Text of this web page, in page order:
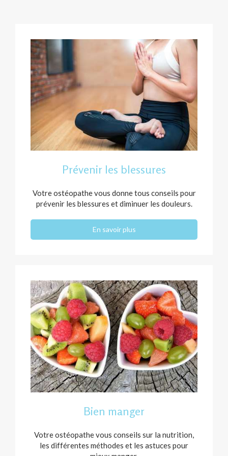
Prévenir les blessures
Votre ostéopathe vous donne tous conseils pour
prévenir les blessures et diminuer les douleurs.
En savoir plus
Bien manger
Votre ostéopathe vous conseils sur la nutrition,
les différentes méthodes et les astuces pour